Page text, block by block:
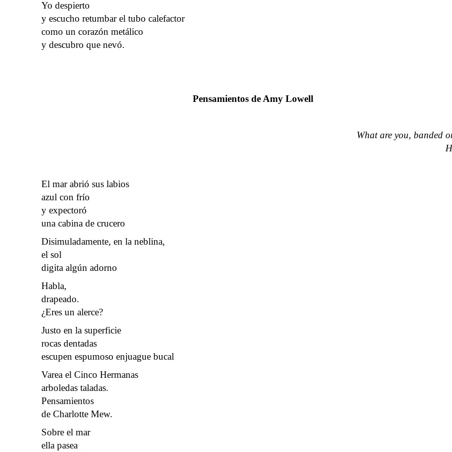
Yo despierto
y escucho retumbar el tubo calefactor
como un corazón metálico
y descubro que nevó.
Pensamientos de Amy Lowell
What are you, banded
El mar abrió sus labios
azul con frío
y expectoró
una cabina de crucero
Disimuladamente, en la neblina,
el sol
digita algún adorno
Habla,
drapeado.
¿Eres un alerce?
Justo en la superficie
rocas dentadas
escupen espumoso enjuague bucal
Varea el Cinco Hermanas
arboledas taladas.
Pensamientos
de Charlotte Mew.
Sobre el mar
ella pasea